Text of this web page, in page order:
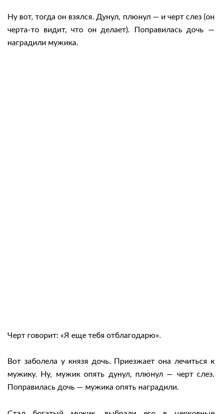
Ну вот, тогда он взялся. Дунул, плюнул — и черт слез (он
черта-то видит, что он делает). Поправилась дочь —
наградили мужика.
Черт говорит: «Я еще тебя отблагодарю».
Вот заболела у князя дочь. Приезжает она лечиться к
мужику. Ну, мужик опять дунул, плюнул — черт слез.
Поправилась дочь — мужика опять наградили.